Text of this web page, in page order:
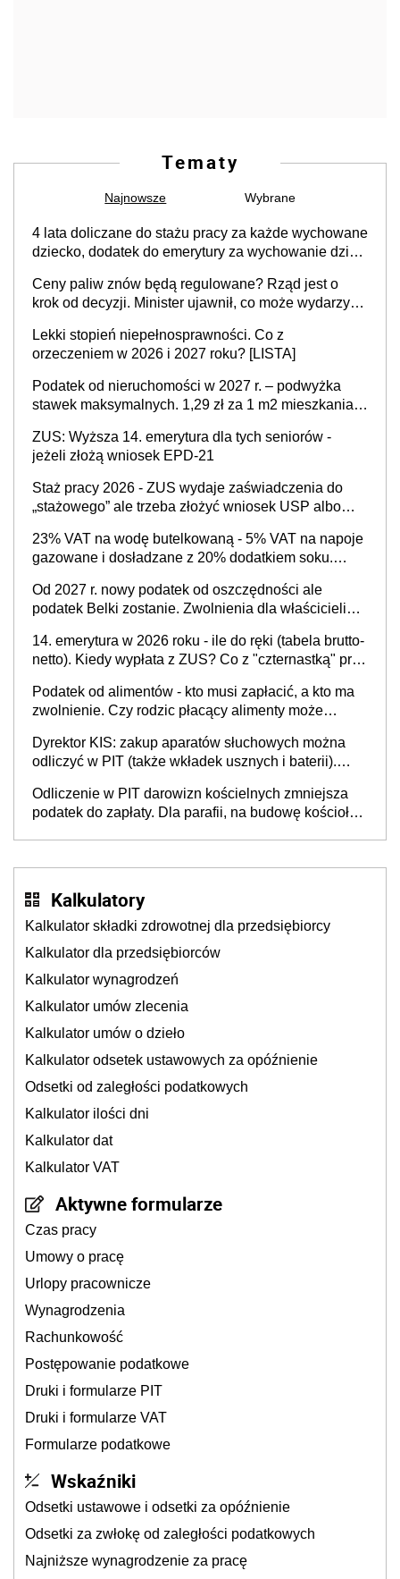
Tematy
Najnowsze Wybrane
4 lata doliczane do stażu pracy za każde wychowane
dziecko, dodatek do emerytury za wychowanie dzieci
stanowisko sejmowej komisji
Ceny paliw znów będą regulowane? Rząd jest o
krok od decyzji. Minister ujawnił, co może wydarzyć
Lekki stopień niepełnosprawności. Co z
orzeczeniem w 2026 i 2027 roku? [LISTA]
Podatek od nieruchomości w 2027 r. – podwyżka
stawek maksymalnych. 1,29 zł za 1 m2 mieszkania,
prowadzeniem działalności gospodarczej
ZUS: Wyższa 14. emerytura dla tych seniorów -
jeżeli złożą wniosek EPD-21
Staż pracy 2026 - ZUS wydaje zaświadczenia do
„stażowego” ale trzeba złożyć wniosek USP albo
zaświadczenie z ZUS?
23% VAT na wodę butelkowaną - 5% VAT na napoje
gazowane i dosładzane z 20% dodatkiem soku.
wodę a nie niezdrowe napoje?
Od 2027 r. nowy podatek od oszczędności ale
podatek Belki zostanie. Zwolnienia dla właścicieli
zależności od rodzaju aktywów (lokaty, obligacje, czy
akcje, fundusze inwestycyjne)
14. emerytura w 2026 roku - ile do ręki (tabela brutto-
netto). Kiedy wypłata z ZUS? Co z "czternastką" przy
Podatek od alimentów - kto musi zapłacić, a kto ma
zwolnienie. Czy rodzic płacący alimenty może
Dyrektor KIS: zakup aparatów słuchowych można
odliczyć w PIT (także wkładek usznych i baterii).
niepełnosprawność
Odliczenie w PIT darowizn kościelnych zmniejsza
podatek do zapłaty. Dla parafii, na budowę kościoła,
Kalkulatory
Kalkulator składki zdrowotnej dla przedsiębiorcy
Kalkulator dla przedsiębiorców
Kalkulator wynagrodzeń
Kalkulator umów zlecenia
Kalkulator umów o dzieło
Kalkulator odsetek ustawowych za opóźnienie
Odsetki od zaległości podatkowych
Kalkulator ilości dni
Kalkulator dat
Kalkulator VAT
Aktywne formularze
Czas pracy
Umowy o pracę
Urlopy pracownicze
Wynagrodzenia
Rachunkowość
Postępowanie podatkowe
Druki i formularze PIT
Druki i formularze VAT
Formularze podatkowe
Wskaźniki
Odsetki ustawowe i odsetki za opóźnienie
Odsetki za zwłokę od zaległości podatkowych
Najniższe wynagrodzenie za pracę